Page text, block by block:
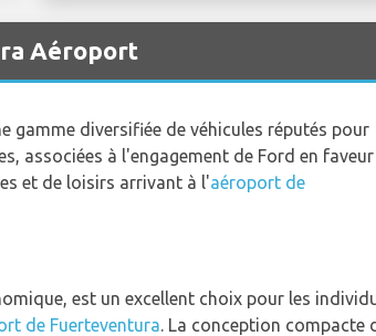
Aéroport
gamme diversifiée de véhicules réputés pour
associées à l'engagement de Ford en
et de loisirs arrivant à l'aéroport de
est un excellent choix pour les
de Fuerteventura. La conception compacte